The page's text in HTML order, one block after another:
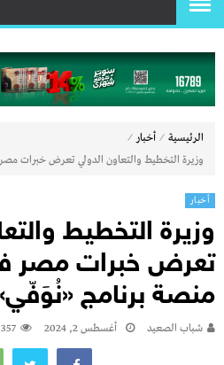
الرئيسية ⁄ أخبار ⁄
وزيرة التخطيط والتعاون الدولي تعرض خبرات
أخبار
وزيرة التخطيط
تعرض خبرات مصر
منصة برنامج
شباب الصعيد أغسطس 2, 2024 357